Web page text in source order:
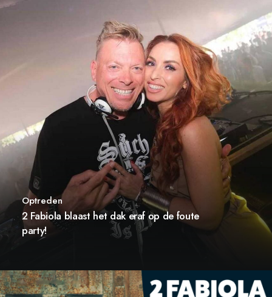
Optreden
2 Fabiola blaast het dak eraf op de foute
party!